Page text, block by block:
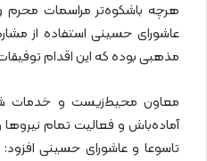
هرچه باشکوه‌تر مراسمات محرم
عاشورای حسینی استفاده از
مذهبی بوده که این اقدام
معاون محیط‌زیست و خدمات
آماده‌باش و فعالیت تمام
تاسوعا و عاشورای حسینی